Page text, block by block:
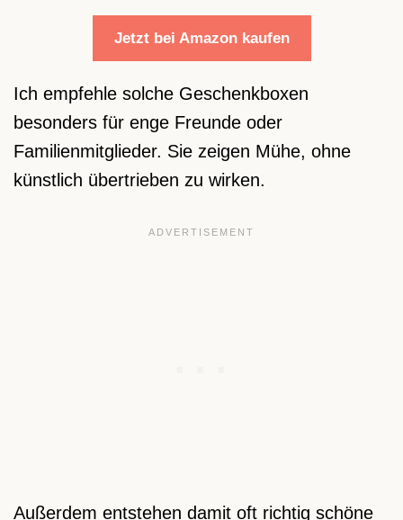
Jetzt bei Amazon kaufen
Ich empfehle solche Geschenkboxen
besonders für enge Freunde oder
Familienmitglieder. Sie zeigen Mühe, ohne
künstlich übertrieben zu wirken.
Außerdem entstehen damit oft richtig schöne